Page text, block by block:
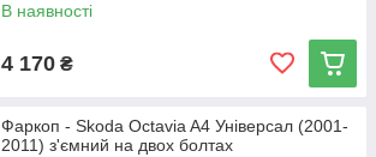
В наявності
4 170 ₴
Фаркоп - Skoda Octavia A4 Універсал (2001-
2011) з'ємний на двох болтах